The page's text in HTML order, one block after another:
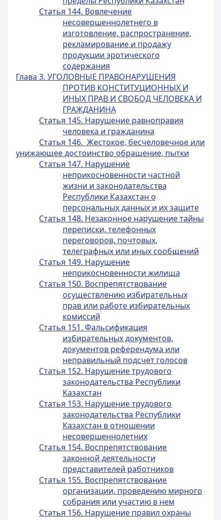
Статья 144. Вовлечение
несовершеннолетнего в
изготовление, распространение,
рекламирование и продажу
продукции эротического
содержания
Глава 3. УГОЛОВНЫЕ ПРАВОНАРУШЕНИЯ
ПРОТИВ КОНСТИТУЦИОННЫХ И
ИНЫХ ПРАВ И СВОБОД ЧЕЛОВЕКА И
ГРАЖДАНИНА
Статья 145. Нарушение равноправия
человека и гражданина
Статья 146. Жестокое, бесчеловечное или
унижающее достоинство обращение, пытки
Статья 147. Нарушение
неприкосновенности частной
жизни и законодательства
Республики Казахстан о
персональных данных и их защите
Статья 148. Незаконное нарушение тайны
переписки, телефонных
переговоров, почтовых,
телеграфных или иных сообщений
Статья 149. Нарушение
неприкосновенности жилища
Статья 150. Воспрепятствование
осуществлению избирательных
прав или работе избирательных
комиссий
Статья 151. Фальсификация
избирательных документов,
документов референдума или
неправильный подсчет голосов
Статья 152. Нарушение трудового
законодательства Республики
Казахстан
Статья 153. Нарушение трудового
законодательства Республики
Казахстан в отношении
несовершеннолетних
Статья 154. Воспрепятствование
законной деятельности
представителей работников
Статья 155. Воспрепятствование
организации, проведению мирного
собрания или участию в нем
Статья 156. Нарушение правил охраны